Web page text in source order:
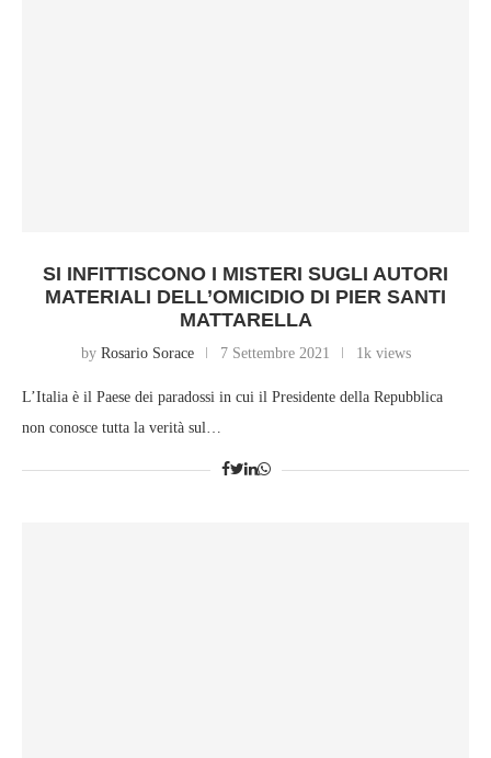
SI INFITTISCONO I MISTERI SUGLI AUTORI
MATERIALI DELL’OMICIDIO DI PIER SANTI
MATTARELLA
by Rosario Sorace 7 Settembre 2021 1k views
L’Italia è il Paese dei paradossi in cui il Presidente della Repubblica
non conosce tutta la verità sul…